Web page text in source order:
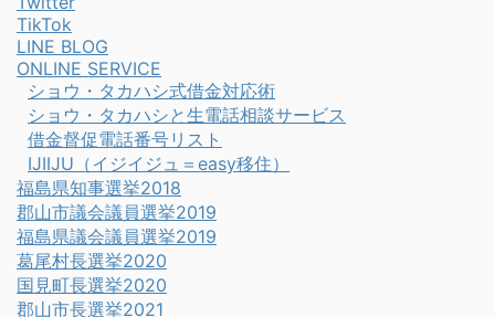
TikTok
LINE BLOG
ONLINE SERVICE
ショウ・タカハシ式借金対応術
ショウ・タカハシと生電話相談サービス
借金督促電話番号リスト
IJIIJU（イジイジュ＝easy移住）
福島県知事選挙2018
郡山市議会議員選挙2019
福島県議会議員選挙2019
葛尾村長選挙2020
国見町長選挙2020
郡山市長選挙2021